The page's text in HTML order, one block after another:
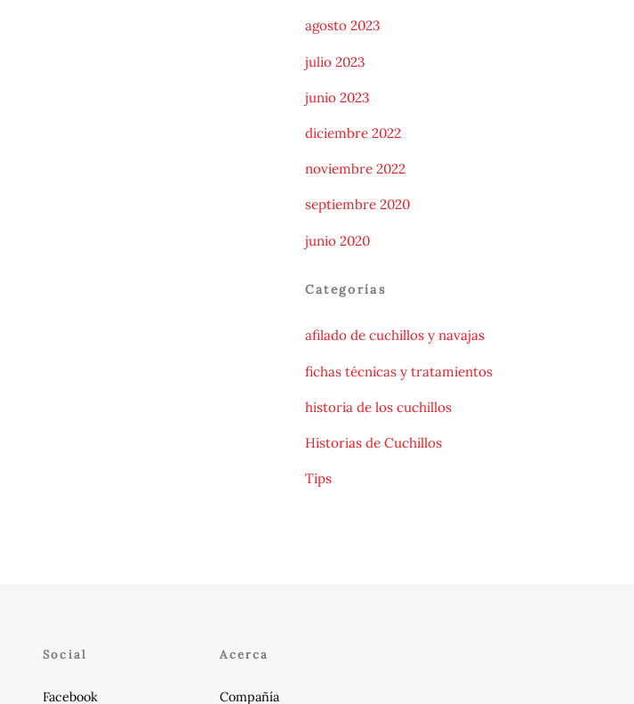
agosto 2023
julio 2023
junio 2023
diciembre 2022
noviembre 2022
septiembre 2020
junio 2020
Categorías
afilado de cuchillos y navajas
fichas técnicas y tratamientos
historia de los cuchillos
Historias de Cuchillos
Tips
Social
Facebook
Acerca
Compañía